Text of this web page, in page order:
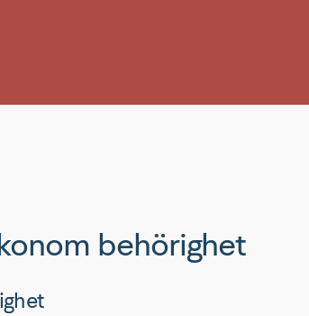
behörighet